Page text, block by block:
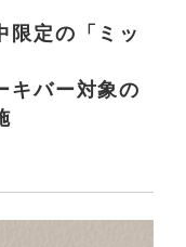
限定の「ミッ
キバー対象の